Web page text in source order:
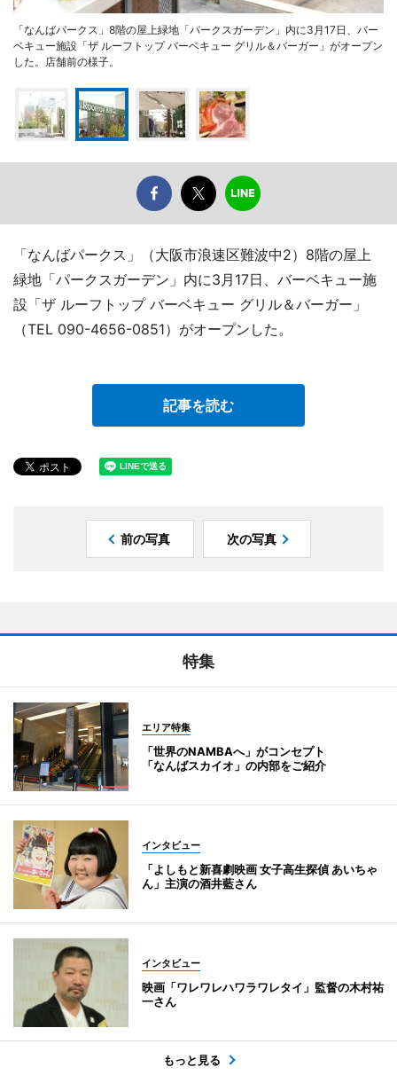
「なんばパークス」8階の屋上緑地「パークスガーデン」内に3月17日、バー
ベキュー施設「ザ ルーフトップ バーベキュー グリル＆バーガー」がオープン
した。店舗前の様子。
「なんばパークス」（大阪市浪速区難波中2）8階の屋上
緑地「パークスガーデン」内に3月17日、バーベキュー施
設「ザ ルーフトップ バーベキュー グリル＆バーガー」
（TEL 090-4656-0851）がオープンした。
記事を読む
前の写真 次の写真
特集
エリア特集
「世界のNAMBAへ」がコンセプト
「なんばスカイオ」の内部をご紹介
インタビュー
「よしもと新喜劇映画 女子高生探偵 あいちゃ
ん」主演の酒井藍さん
インタビュー
映画「ワレワレハワラワレタイ」監督の木村祐
一さん
もっと見る